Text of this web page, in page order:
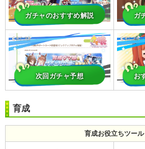
ガチャのおすすめ解説 ガ
次回ガチャ予想 お
育成
育成お役立ちツール